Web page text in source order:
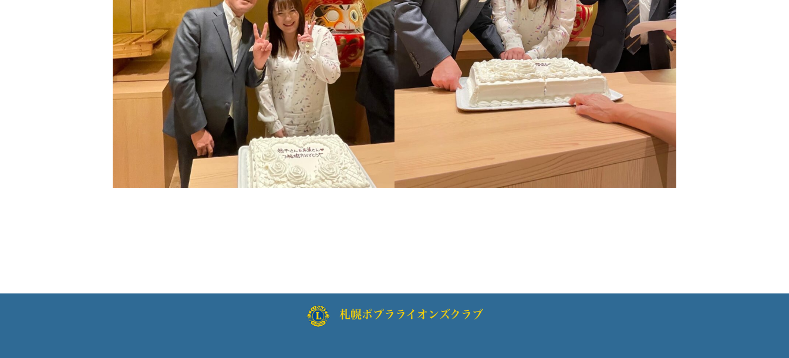
札幌ポプラライオンズクラブ